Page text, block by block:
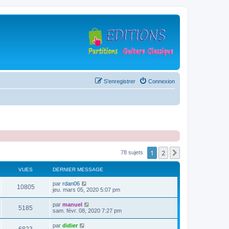
Connexion
S’enregistrer
78 sujets 1 2
VUES DERNIER MESSAGE
10805V
u
D
e
i
e
r
m
par rdan06
jeu. mars 05, 2020 5:07 pm
5185
u
D
e
par manuel
sam. févr. 08, 2020 7:27 pm
D
par didier